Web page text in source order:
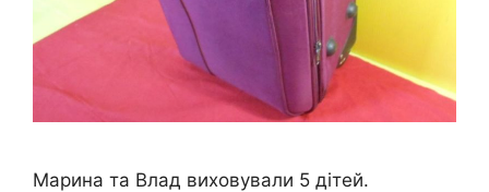
Марина та Влад виховували 5 дітей.